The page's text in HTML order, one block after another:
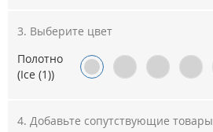
Выберите цвет
Полотно
(Ice (1))
Добавьте сопутствующие товары